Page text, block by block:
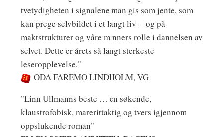
tvetydigheten i signalene man gis som jente, som
kan prege selvbildet i et langt liv – og på
maktstrukturer og våre minners rolle i dannelsen av
selvet. Dette er årets så langt sterkeste
leseropplevelse."
ODA FAREMO LINDHOLM, VG
"Linn Ullmanns beste … en søkende,
klaustrofobisk, marerittaktig og tvers igjennom
oppslukende roman"